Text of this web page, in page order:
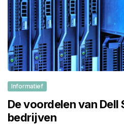
Informatief
De voordelen van
bedrijven